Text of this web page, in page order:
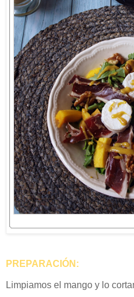
PREPARACIÓN:
Limpiamos el mango y lo